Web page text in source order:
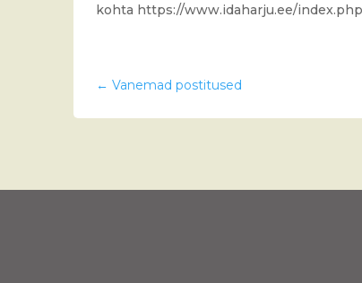
kohta https://www.idaharju.ee/
← Vanemad postitused